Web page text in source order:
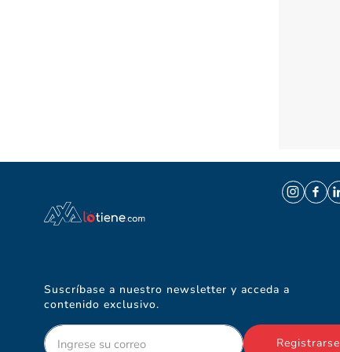
Suscríbase a nuestro newsletter y acceda a
contenido exclusivo.
Registrarse